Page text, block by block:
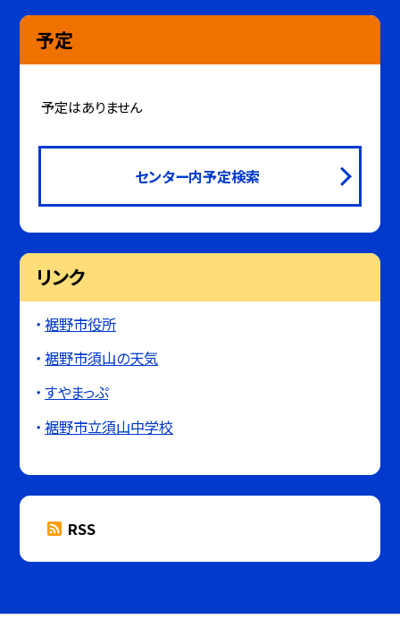
予定
予定はありません
センター内予定検索
リンク
裾野市役所
裾野市須山の天気
すやまっぷ
裾野市立須山中学校
RSS